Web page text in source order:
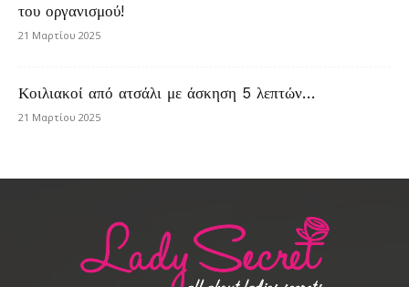
του οργανισμού!
21 Μαρτίου 2025
Κοιλιακοί από ατσάλι με άσκηση 5 λεπτών…
21 Μαρτίου 2025